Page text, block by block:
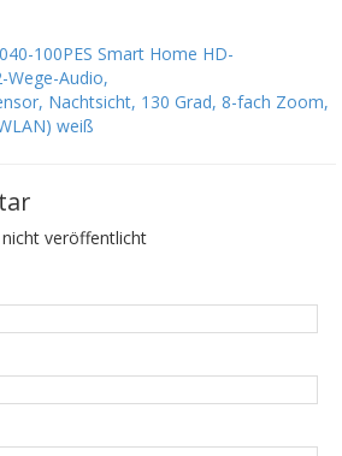
100PES Smart Home HD-
Wege-Audio,
Nachtsicht, 130 Grad, 8-fach Zoom,
weiß
veröffentlicht